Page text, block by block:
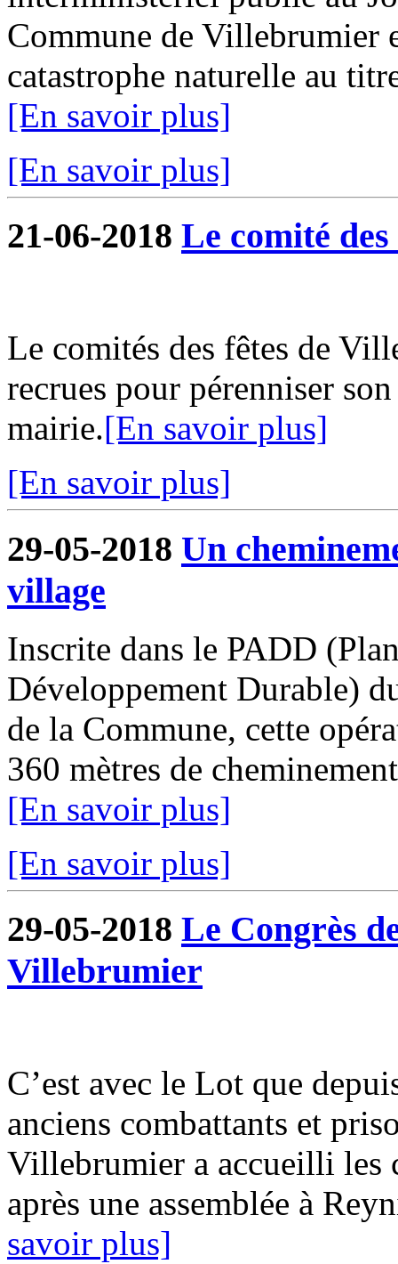
Commune de Villebrumier
catastrophe naturelle au
[En savoir plus]
[En savoir plus]
21-06-2018 Le comité
Le comités des fêtes de
recrues pour pérenniser
mairie.[En savoir plus]
[En savoir plus]
29-05-2018 Un
village
Inscrite dans le PADD
Développement Durable)
de la Commune, cette
360 mètres de
[En savoir plus]
[En savoir plus]
29-05-2018 Le Congrès
Villebrumier
C’est avec le Lot que
anciens combattants et
Villebrumier a accueilli les
après une assemblée à
savoir plus]